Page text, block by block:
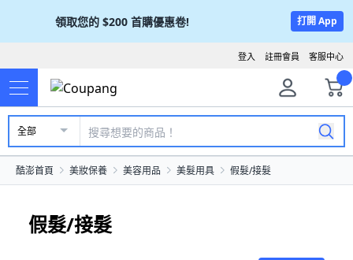
領取您的 $200 首購優惠卷! 打開 App
客服中心
註冊會員
登入
全部
酷澎首頁 美妝保養 美容用品 美髮用具 假髮/接髮
假髮/接髮